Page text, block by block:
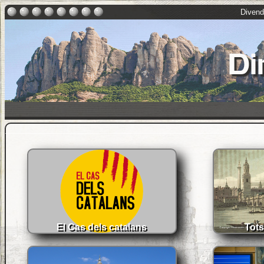
El Cas dels catalans